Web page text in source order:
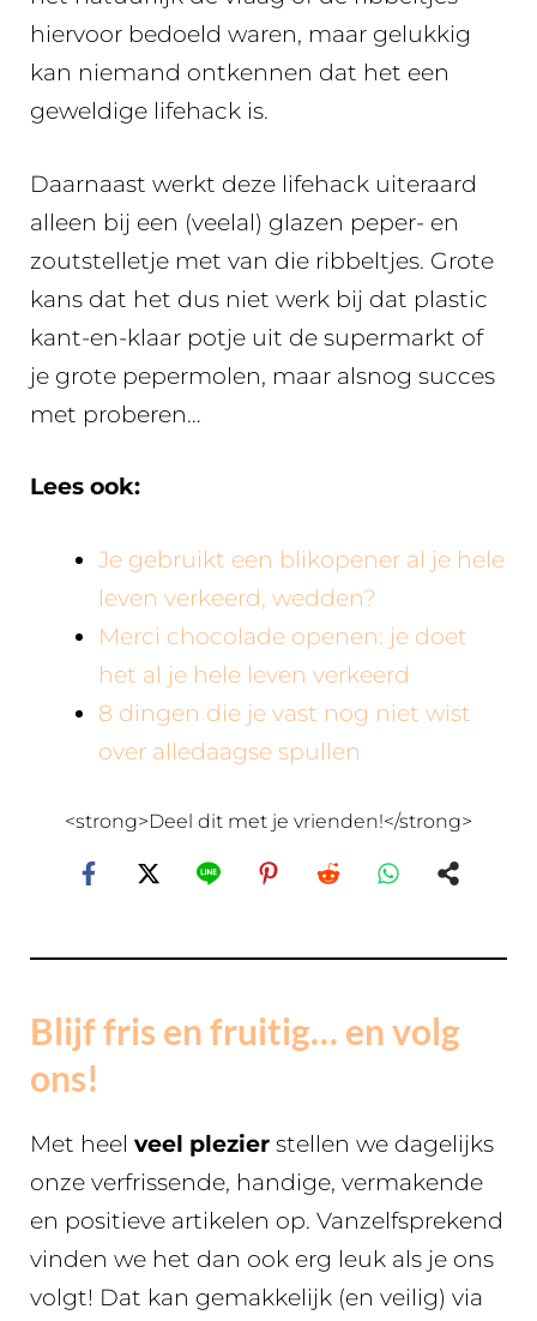
hiervoor bedoeld waren, maar gelukkig
kan niemand ontkennen dat het een
geweldige lifehack is.
Daarnaast werkt deze lifehack uiteraard
alleen bij een (veelal) glazen peper- en
zoutstelletje met van die ribbeltjes. Grote
kans dat het dus niet werk bij dat plastic
kant-en-klaar potje uit de supermarkt of
je grote pepermolen, maar alsnog succes
met proberen…
Lees ook:
Je gebruikt een blikopener al je hele
leven verkeerd, wedden?
Merci chocolade openen: je doet
het al je hele leven verkeerd
8 dingen die je vast nog niet wist
over alledaagse spullen
<strong>Deel dit met je vrienden!</strong>
Blijf fris en fruitig… en volg
ons!
Met heel veel plezier stellen we dagelijks
onze verfrissende, handige, vermakende
en positieve artikelen op. Vanzelfsprekend
vinden we het dan ook erg leuk als je ons
volgt! Dat kan gemakkelijk (en veilig) via